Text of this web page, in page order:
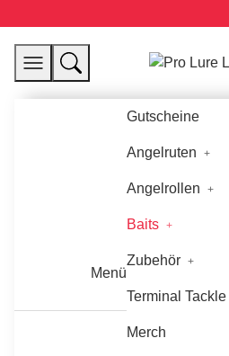
Menü
Gutscheine
Angelruten
Angelrollen
Baits
Zubehör
Terminal Tackle
Merch